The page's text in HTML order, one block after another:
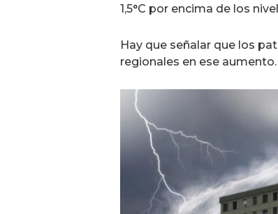
1,5°C por encima de los
Hay que señalar que los
regionales en ese aumento.